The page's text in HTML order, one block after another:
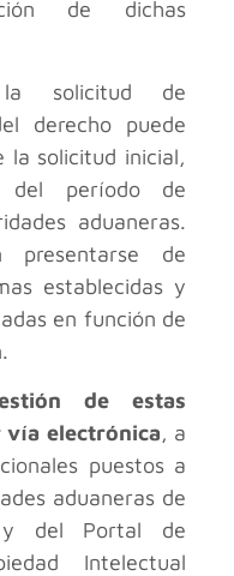
de dichas
solicitud de
derecho puede
la solicitud inicial,
período de
aduaneras.
presentarse de
establecidas y
en función de
de estas
vía electrónica, a
puestos a
aduaneras de
y del Portal de
Intelectual